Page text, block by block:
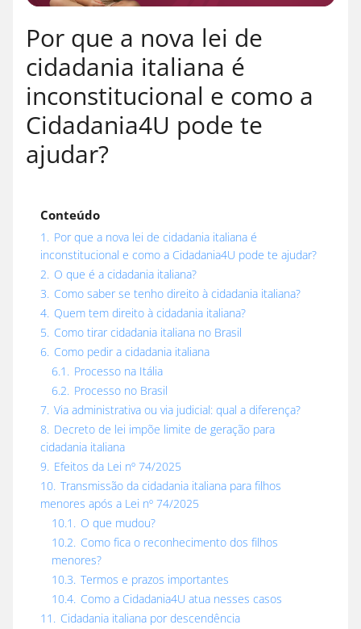
Por que a nova lei de
cidadania italiana é
inconstitucional e como a
Cidadania4U pode te
ajudar?
Conteúdo
1. Por que a nova lei de cidadania italiana é
inconstitucional e como a Cidadania4U pode te ajudar?
2. O que é a cidadania italiana?
3. Como saber se tenho direito à cidadania italiana?
4. Quem tem direito à cidadania italiana?
5. Como tirar cidadania italiana no Brasil
6. Como pedir a cidadania italiana
6.1. Processo na Itália
6.2. Processo no Brasil
7. Via administrativa ou via judicial: qual a diferença?
8. Decreto de lei impõe limite de geração para
cidadania italiana
9. Efeitos da Lei nº 74/2025
10. Transmissão da cidadania italiana para filhos
menores após a Lei nº 74/2025
10.1. O que mudou?
10.2. Como fica o reconhecimento dos filhos
menores?
10.3. Termos e prazos importantes
10.4. Como a Cidadania4U atua nesses casos
11. Cidadania italiana por descendência